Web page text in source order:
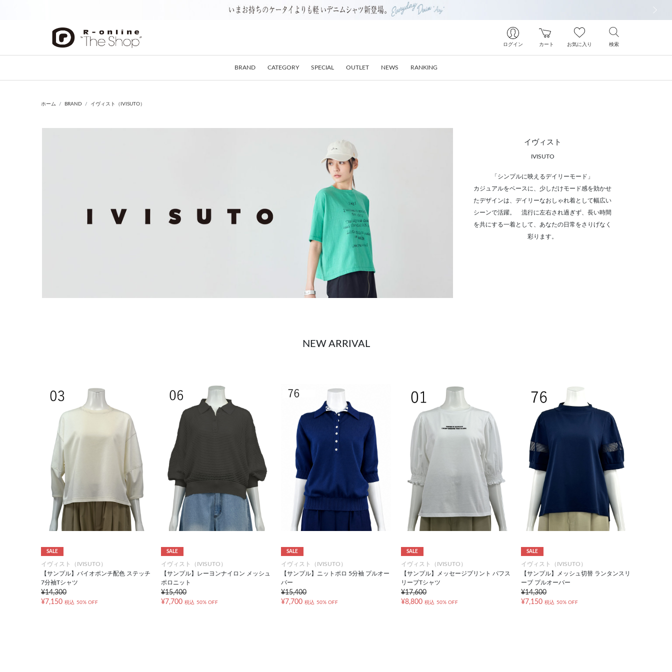
ログイン カート お気に入り 検索
BRAND CATEGORY SPECIAL OUTLET NEWS RANKING
ホーム BRAND イヴィスト（IVISUTO）
イヴィスト
IVISUTO
「シンプルに映えるデイリーモード」
カジュアルをベースに、少しだけモード感を効かせ
たデザインは、デイリーなおしゃれ着として幅広い
シーンで活躍。 流行に左右され過ぎず、長い時間
を共にする一着として、あなたの日常をさりげなく
彩ります。
NEW ARRIVAL
SALE
イヴィスト（IVISUTO）
【サンプル】バイオポンチ配色 ステッチ
7分袖Tシャツ
¥14,300
¥7,150 税込 50% OFF
SALE
イヴィスト（IVISUTO）
【サンプル】レーヨンナイロン メッシュ
ポロニット
¥15,400
¥7,700 税込 50% OFF
SALE
イヴィスト（IVISUTO）
【サンプル】ニットポロ 5分袖 プルオー
バー
¥15,400
¥7,700 税込 50% OFF
SALE
イヴィスト（IVISUTO）
【サンプル】メッセージプリント パフス
リーブTシャツ
¥17,600
¥8,800 税込 50% OFF
SALE
イヴィスト（IVISUTO）
【サンプル】メッシュ切替 ランタンスリ
ーブ プルオーバー
¥14,300
¥7,150 税込 50% OFF